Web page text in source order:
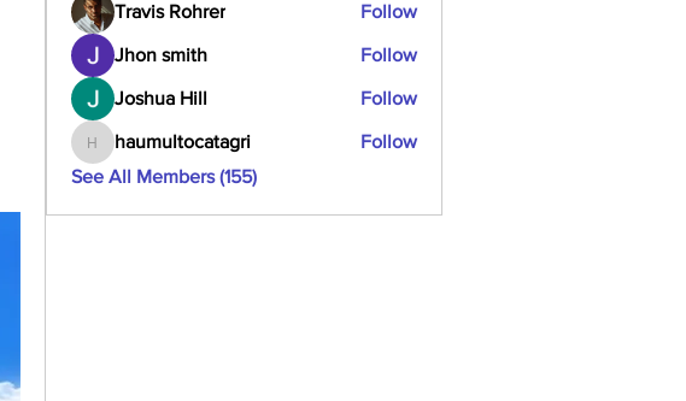
Travis Rohrer Follow
Jhon smith Follow
Joshua Hill Follow
haumultocatagri
haumultocatagri
Follow
See All Members (155)